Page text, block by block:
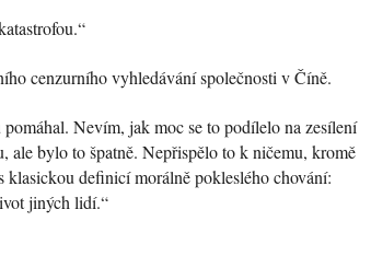
cenzurního vyhledávání společnosti v Číně.
Nevím, jak moc se to podílelo na zesílení
bylo to špatně. Nepřispělo to k ničemu, kromě
klasickou definicí morálně pokleslého chování:
jiných lidí.“